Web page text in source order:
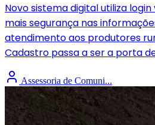
Novo sistema digital utiliza
mais segurança nas
atendimento aos produtores
Cadastro passa a ser a porta
Assessoria de Comuni...